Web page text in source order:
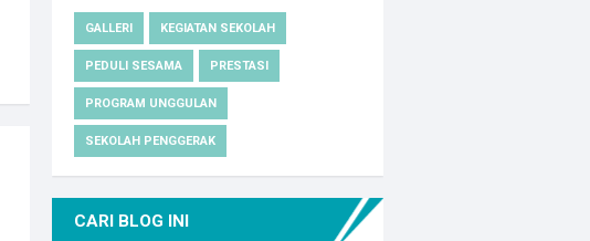
GALLERI KEGIATAN SEKOLAH
PEDULI SESAMA PRESTASI
PROGRAM UNGGULAN
SEKOLAH PENGGERAK
CARI BLOG INI